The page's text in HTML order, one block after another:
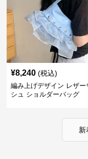
¥8,240 (税込)
編み上げデザイン レザー
シュ ショルダーバッグ
新